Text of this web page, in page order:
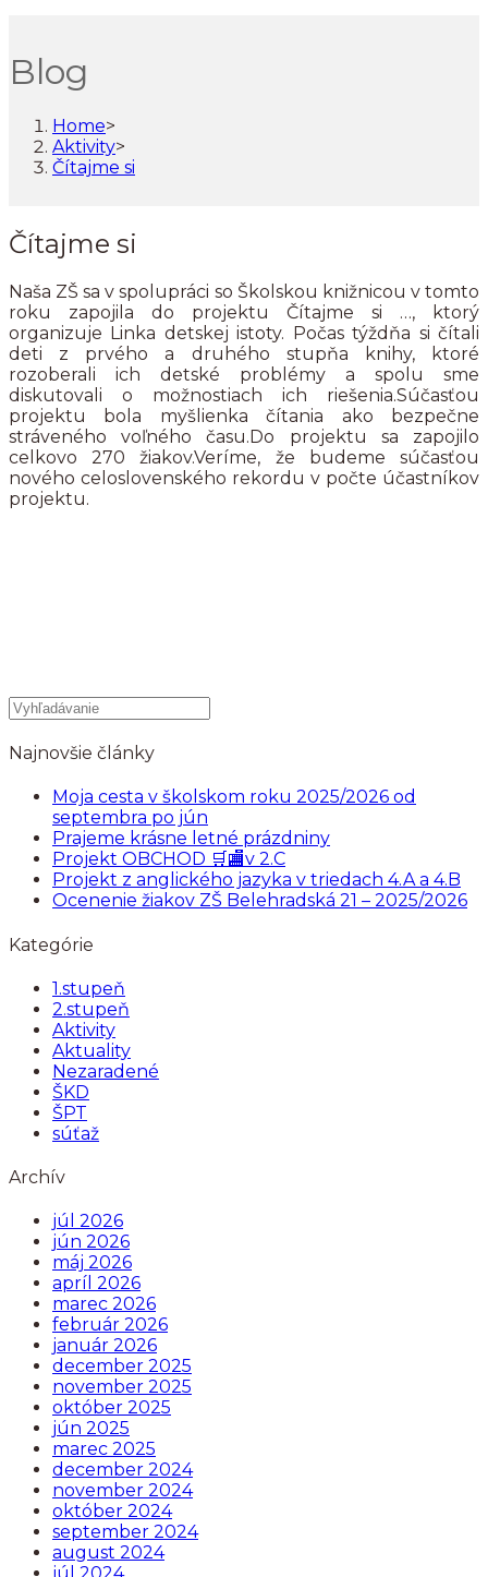
Blog
Home>
Aktivity>
Čítajme si
Čítajme si
Naša ZŠ sa v spolupráci so Školskou knižnicou v tomto
roku zapojila do projektu Čítajme si …, ktorý
organizuje Linka detskej istoty. Počas týždňa si čítali
deti z prvého a druhého stupňa knihy, ktoré
rozoberali ich detské problémy a spolu sme
diskutovali o možnostiach ich riešenia.Súčasťou
projektu bola myšlienka čítania ako bezpečne
stráveného voľného času.Do projektu sa zapojilo
celkovo 270 žiakov.Veríme, že budeme súčasťou
nového celoslovenského rekordu v počte účastníkov
projektu.
Najnovšie články
Moja cesta v školskom roku 2025/2026 od
septembra po jún
Prajeme krásne letné prázdniny
Projekt OBCHOD 🛒🏬v 2.C
Projekt z anglického jazyka v triedach 4.A a 4.B
Ocenenie žiakov ZŠ Belehradská 21 – 2025/2026
Kategórie
1.stupeň
2.stupeň
Aktivity
Aktuality
Nezaradené
ŠKD
ŠPT
súťaž
Archív
júl 2026
jún 2026
máj 2026
apríl 2026
marec 2026
február 2026
január 2026
december 2025
november 2025
október 2025
jún 2025
marec 2025
december 2024
november 2024
október 2024
september 2024
august 2024